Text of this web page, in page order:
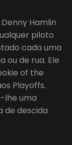
Hamlin
piloto
cada uma
ou de rua. Ele
of the
Playoffs.
lhe uma
de descida